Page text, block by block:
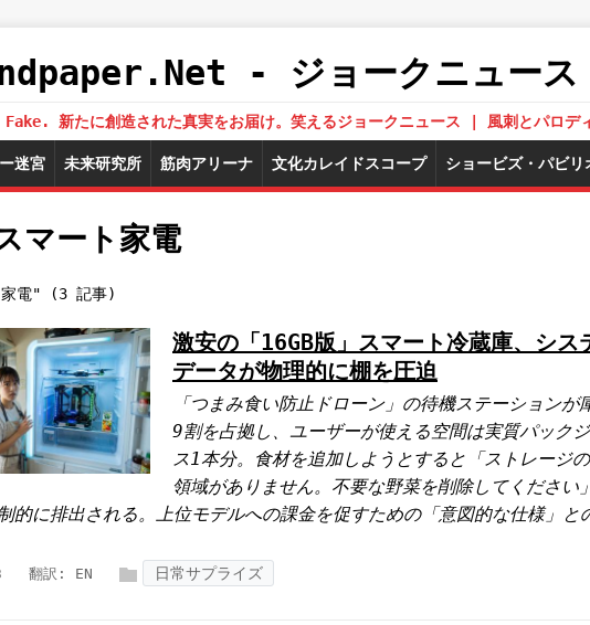
- ジョークニュース
新たに創造された真実をお届け。笑えるジョークニュース | 風刺とパロデ
迷宮 未来研究所 筋肉アリーナ 文化カレイドスコープ ショービズ・パビリ
マート家電
家電" (3 記事)
激安の「16GB版」スマート冷蔵庫、シス
データが物理的に棚を圧迫
「つまみ食い防止ドローン」の待機ステーションが
9割を占拠し、ユーザーが使える空間は実質パック
ス1本分。食材を追加しようとすると「ストレージ
領域がありません。不要な野菜を削除してください
的に排出される。上位モデルへの課金を促すための「意図的な仕様」と
翻訳: EN 日常サプライズ